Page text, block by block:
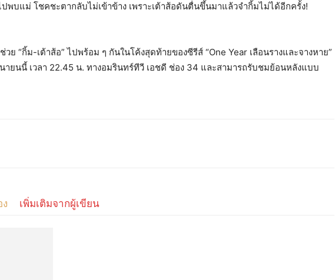
พบแม่ โชคชะตากลับไม่เข้าข้าง เพราะเต้าส้อดันตื่นขึ้นมาแล้วจำกิ้มไม่ได้อีกครั้ง!
วย “กิ้ม-เต้าส้อ” ไปพร้อม ๆ กันในโค้งสุดท้ายของซีรีส์ “One Year เลือนรางและจางหาย”
ยนนี้ เวลา 22.45 น. ทางอมรินทร์ทีวี เอชดี ช่อง 34 และสามารถรับชมย้อนหลังแบบ
เพิ่มเติมจากผู้เขียน